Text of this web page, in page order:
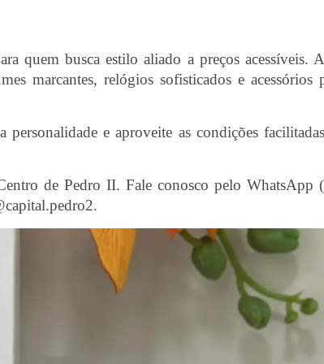
quem busca estilo aliado a preços acessíveis.
marcantes, relógios sofisticados e acessórios
personalidade e aproveite as condições
de Pedro II. Fale conosco pelo WhatsApp